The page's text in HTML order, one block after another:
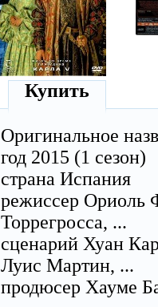
Купить
Оригинальное
год 2015 (1 сезон)
страна Испания
режиссер Ориоль
Торрегросса, ...
сценарий Хуан
Луис Мартин, ...
продюсер Хауме